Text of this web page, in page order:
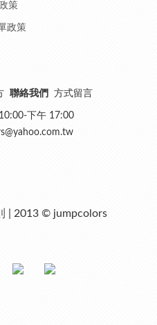
策
政策
聯絡我們 方式留言
下午 17:00
| 2013 © jumpcolors